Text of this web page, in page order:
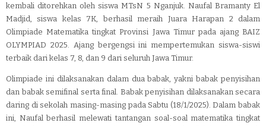
kembali ditorehkan oleh siswa MTsN 5 Nganjuk. Naufal Bramanty El
Madjid, siswa kelas 7K, berhasil meraih Juara Harapan 2 dalam
Olimpiade Matematika tingkat Provinsi Jawa Timur pada ajang BAIZ
OLYMPIAD 2025. Ajang bergengsi ini mempertemukan siswa-siswi
terbaik dari kelas 7, 8, dan 9 dari seluruh Jawa Timur.
Olimpiade ini dilaksanakan dalam dua babak, yakni babak penyisihan
dan babak semifinal serta final. Babak penyisihan dilaksanakan secara
daring di sekolah masing-masing pada Sabtu (18/1/2025). Dalam babak
ini, Naufal berhasil melewati tantangan soal-soal matematika tingkat